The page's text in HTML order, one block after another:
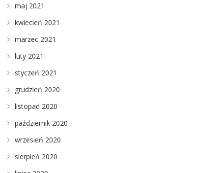
maj 2021
kwiecień 2021
marzec 2021
luty 2021
styczeń 2021
grudzień 2020
listopad 2020
październik 2020
wrzesień 2020
sierpień 2020